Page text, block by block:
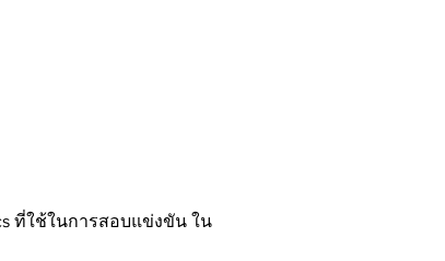
ที่ใช้ในการสอบแข่งขัน ใน